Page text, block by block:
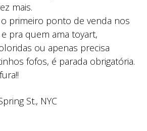
mais.
primeiro ponto de venda nos
e pra quem ama toyart,
ou apenas precisa
fofos, é parada obrigatória.
St., NYC